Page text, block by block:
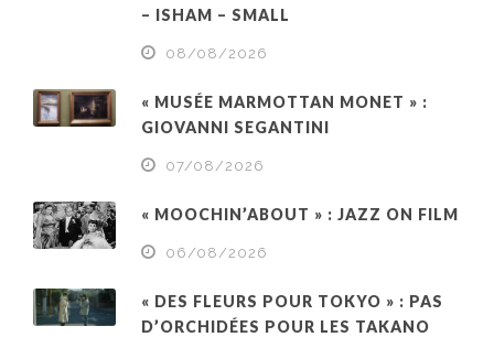
– ISHAM – SMALL
08/08/2026
« MUSÉE MARMOTTAN MONET » :
GIOVANNI SEGANTINI
07/08/2026
« MOOCHIN’ABOUT » : JAZZ ON FILM
06/08/2026
« DES FLEURS POUR TOKYO » : PAS
D’ORCHIDÉES POUR LES TAKANO